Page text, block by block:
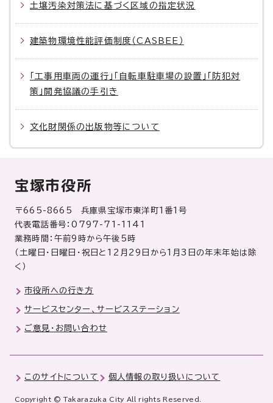
土壌汚染対策法に基づく区域の指定状況
建築物環境性能評価制度（CASBEE）
「工事用車両の運行」「自転車駐車場の設置」「防犯対
策」開発協議の手引き
文化財関係の出版物等について
宝塚市役所
〒665-8665 兵庫県宝塚市東洋町1番1号
代表電話番号：0797-71-1141
業務時間：午前9時から午後5時
（土曜日・日曜日・祝日と12月29日から1月3日の年末年始は除
く）
市役所への行き方
サービスセンター、サービスステーション
ご意見・お問い合わせ
このサイトについて 個人情報の取り扱いについて
Copyright © Takarazuka City All rights Reserved.